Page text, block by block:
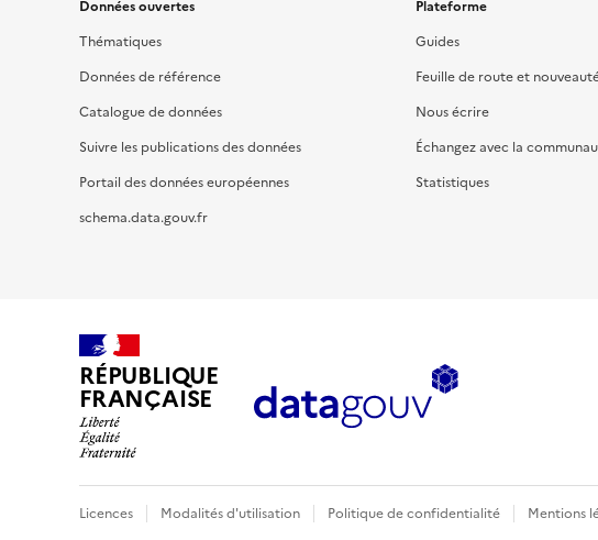
Données ouvertes
Thématiques
Données de référence
Catalogue de données
Suivre les publications des données
Portail des données européennes
schema.data.gouv.fr
Plateforme
Guides
Feuille de route et
Nous écrire
Échangez avec la
Statistiques
RÉPUBLIQUE
FRANÇAISE
Licences Modalités d'utilisation Politique de confidentialité Mentions